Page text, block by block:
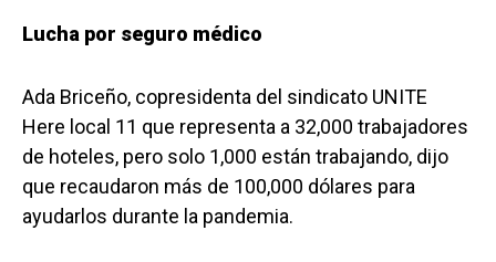
Lucha por seguro médico
Ada Briceño, copresidenta del sindicato UNITE
Here local 11 que representa a 32,000 trabajadores
de hoteles, pero solo 1,000 están trabajando, dijo
que recaudaron más de 100,000 dólares para
ayudarlos durante la pandemia.